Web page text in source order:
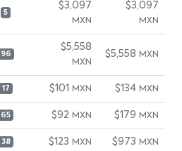
5
$3,097
MXN
$3,097
MXN
96
$5,558
MXN
$5,558 MXN
17 $101 MXN $134 MXN
65 $92 MXN $179 MXN
38 $123 MXN $973 MXN